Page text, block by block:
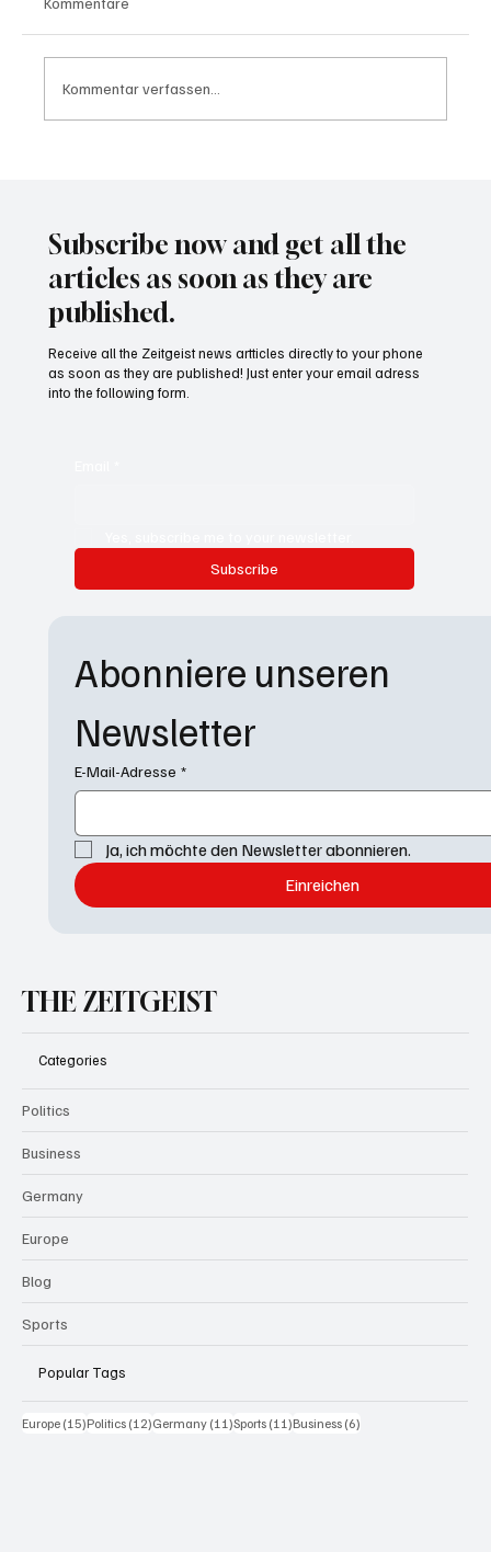
Kommentar verfassen...
Subscribe now and get all the
articles as soon as they are
published.
Subscribe
Receive all the Zeitgeist news artticles directly to your phone
as soon as they are published! Just enter your email adress
into the following form.
Abonniere unseren
Newsletter
E-Mail-Adresse *
Ja, ich möchte den Newsletter abonnieren.
Einreichen
THE ZEITGEIST
Categories
Politics
Business
Germany
Europe
Blog
Sports
Popular Tags
Europe (15)15 Beiträge
Politics (12)12 Beiträge
Germany (11)11 Beiträge
Sports (11)11 Beiträge
Business (6)